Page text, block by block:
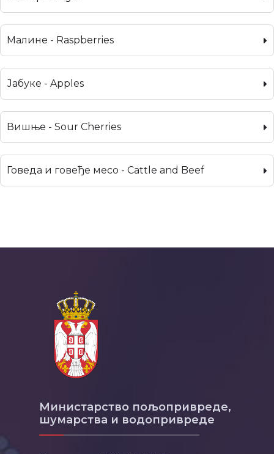
Малине - Raspberries
Јабуке - Apples
Вишње - Sour Cherries
Говеда и говеђе месо - Cattle and Beef
Министарство пољопривреде,
шумарства и водопривреде